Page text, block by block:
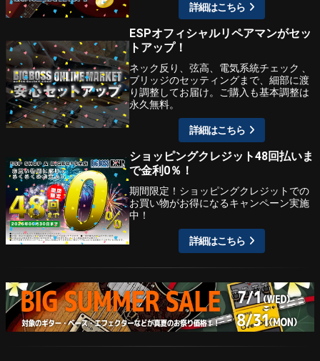
詳細はこちら
ESPオフィシャルリペアマンがセッ
トアップ！
ネック反り、弦高、電気系統チェック 、
ブリッジのセッティングまで、細部に渡
り調整してお届け。ご購入も基本調整は
永久無料。
詳細はこちら
ショッピングクレジット48回払いま
で金利0％！
期間限定！ショッピングクレジットでの
お買い物がお得になるキャンペーン実施
中！
詳細はこちら